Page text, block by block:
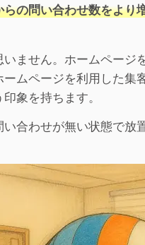
の問い合わせ数をより
ません。ホームページ
ムページを利用した集
象を持ちます。
合わせが無い状態で放